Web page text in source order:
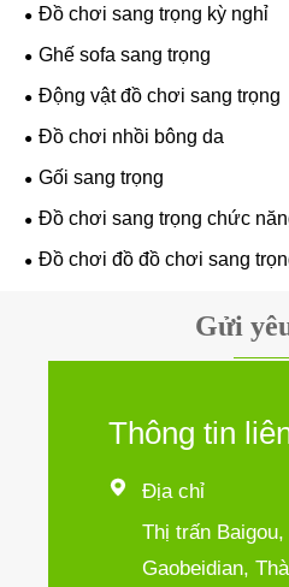
Đồ chơi sang trọng kỳ nghỉ
Ghế sofa sang trọng
Động vật đồ chơi sang trọng
Đồ chơi nhồi bông da
Gối sang trọng
Đồ chơi sang trọng chức
Đồ chơi đồ đồ chơi sang
Gửi
Thông tin

Địa chỉ
Thị trấn Baigou,
Gaobeidian,